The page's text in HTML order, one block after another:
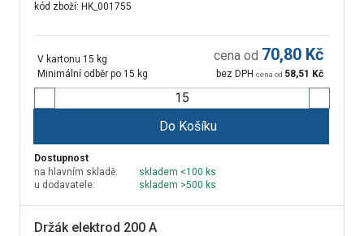
kód zboží: HK_001755
V kartonu 15 kg
Minimální odběr po 15 kg
cena od 70,80 Kč
bez DPH cena od 58,51 Kč
Do Košíku
Dostupnost
na hlavním skladě:
skladem <100 ks
u dodavatele:
skladem >500 ks
Držák elektrod 200 A